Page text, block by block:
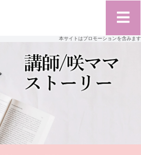
本サイトはプロモーションを含みます